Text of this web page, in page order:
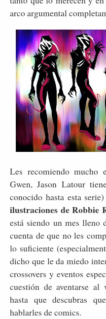
arco argumental
Les recomiendo mucho
Gwen, Jason Latour
conocido hasta esta
ilustraciones de Robbie
está siendo un mes lleno
cuenta de que no les
lo suficiente
dicho que le da miedo
crossovers y eventos
cuestión de aventarse al
hasta que descubras
hablarles de comics.